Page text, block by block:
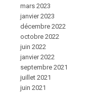
mars 2023
janvier 2023
décembre 2022
octobre 2022
juin 2022
janvier 2022
septembre 2021
juillet 2021
juin 2021